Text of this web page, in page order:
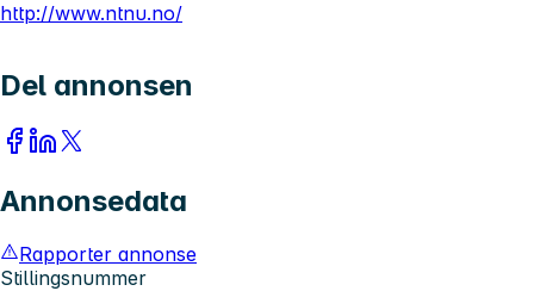
http://www.ntnu.no/
Del annonsen
Annonsedata
Rapporter annonse
Stillingsnummer